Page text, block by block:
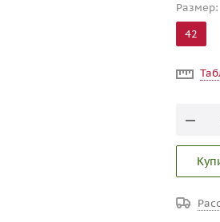
Размер:
42